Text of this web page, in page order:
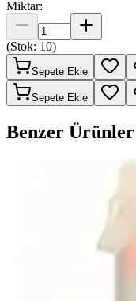
Miktar:
(Stok: 10)
Sepete Ekle
Sepete Ekle
Benzer Ürünler